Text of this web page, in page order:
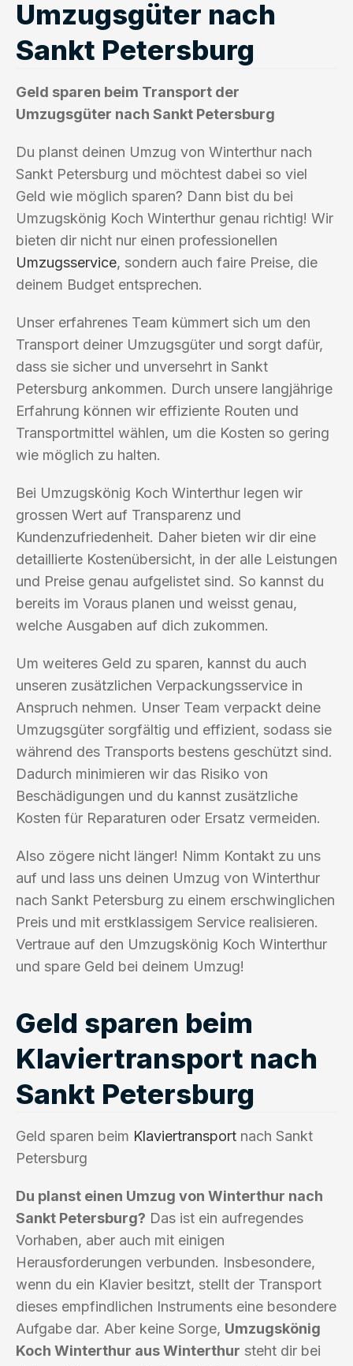
Umzugsgüter nach
Sankt Petersburg
Geld sparen beim Transport der
Umzugsgüter nach Sankt Petersburg
Du planst deinen Umzug von Winterthur nach
Sankt Petersburg und möchtest dabei so viel
Geld wie möglich sparen? Dann bist du bei
Umzugskönig Koch Winterthur genau richtig! Wir
bieten dir nicht nur einen professionellen
Umzugsservice, sondern auch faire Preise, die
deinem Budget entsprechen.
Unser erfahrenes Team kümmert sich um den
Transport deiner Umzugsgüter und sorgt dafür,
dass sie sicher und unversehrt in Sankt
Petersburg ankommen. Durch unsere langjährige
Erfahrung können wir effiziente Routen und
Transportmittel wählen, um die Kosten so gering
wie möglich zu halten.
Bei Umzugskönig Koch Winterthur legen wir
grossen Wert auf Transparenz und
Kundenzufriedenheit. Daher bieten wir dir eine
detaillierte Kostenübersicht, in der alle Leistungen
und Preise genau aufgelistet sind. So kannst du
bereits im Voraus planen und weisst genau,
welche Ausgaben auf dich zukommen.
Um weiteres Geld zu sparen, kannst du auch
unseren zusätzlichen Verpackungsservice in
Anspruch nehmen. Unser Team verpackt deine
Umzugsgüter sorgfältig und effizient, sodass sie
während des Transports bestens geschützt sind.
Dadurch minimieren wir das Risiko von
Beschädigungen und du kannst zusätzliche
Kosten für Reparaturen oder Ersatz vermeiden.
Also zögere nicht länger! Nimm Kontakt zu uns
auf und lass uns deinen Umzug von Winterthur
nach Sankt Petersburg zu einem erschwinglichen
Preis und mit erstklassigem Service realisieren.
Vertraue auf den Umzugskönig Koch Winterthur
und spare Geld bei deinem Umzug!
Geld sparen beim
Klaviertransport nach
Sankt Petersburg
Geld sparen beim Klaviertransport nach Sankt
Petersburg
Du planst einen Umzug von Winterthur nach
Sankt Petersburg? Das ist ein aufregendes
Vorhaben, aber auch mit einigen
Herausforderungen verbunden. Insbesondere,
wenn du ein Klavier besitzt, stellt der Transport
dieses empfindlichen Instruments eine besondere
Aufgabe dar. Aber keine Sorge, Umzugskönig
Koch Winterthur aus Winterthur steht dir bei